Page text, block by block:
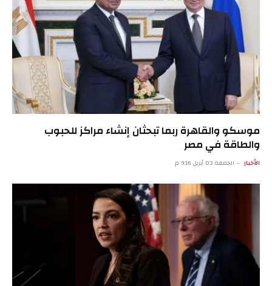
موسكو والقاهرة ربما تبحثان إنشاء مراكز للحبوب
والطاقة في مصر
الأخبار الجمعة 03 أبريل 9:16 م